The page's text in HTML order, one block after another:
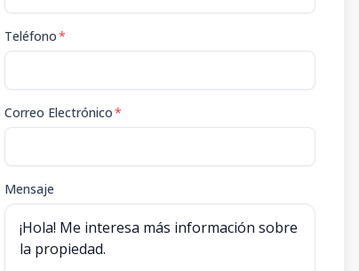
Teléfono*
Correo Electrónico*
Mensaje